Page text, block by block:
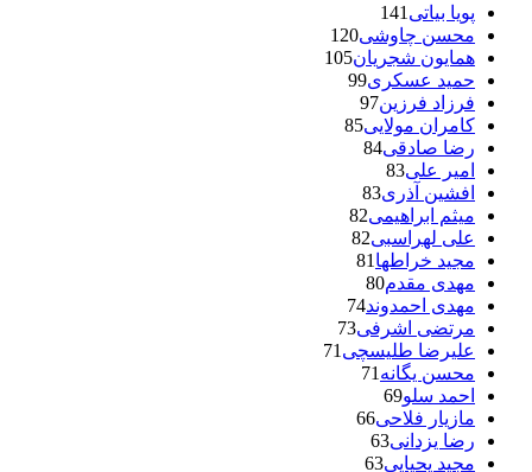
پویا بیاتی 141
محسن چاوشی120
همایون شجریان105
حمید عسکری99
فرزاد فرزین97
کامران مولایی85
رضا صادقی84
امیر علی83
افشین آذری83
میثم ابراهیمی82
علی لهراسبی82
مجید خراطها 81
مهدی مقدم80
مهدی احمدوند74
مرتضی اشرفی73
علیرضا طلیسچی 71
محسن یگانه 71
احمد سلو69
مازیار فلاحی66
رضا یزدانی63
مجید یحیایی63